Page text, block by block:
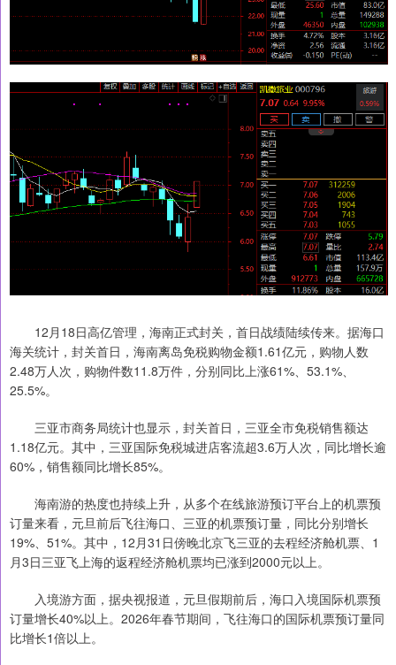
12月18日高亿管理，海南正式封关，首日战绩陆续传来。据海口
海关统计，封关首日，海南离岛免税购物金额1.61亿元，购物人数
2.48万人次，购物件数11.8万件，分别同比上涨61%、53.1%、
25.5%。
三亚市商务局统计也显示，封关首日，三亚全市免税销售额达
1.18亿元。其中，三亚国际免税城进店客流超3.6万人次，同比增长逾
60%，销售额同比增长85%。
海南游的热度也持续上升，从多个在线旅游预订平台上的机票预
订量来看，元旦前后飞往海口、三亚的机票预订量，同比分别增长
19%、51%。其中，12月31日傍晚北京飞三亚的去程经济舱机票、1
月3日三亚飞上海的返程经济舱机票均已涨到2000元以上。
入境游方面，据央视报道，元旦假期前后，海口入境国际机票预
订量增长40%以上。2026年春节期间，飞往海口的国际机票预订量同
比增长1倍以上。